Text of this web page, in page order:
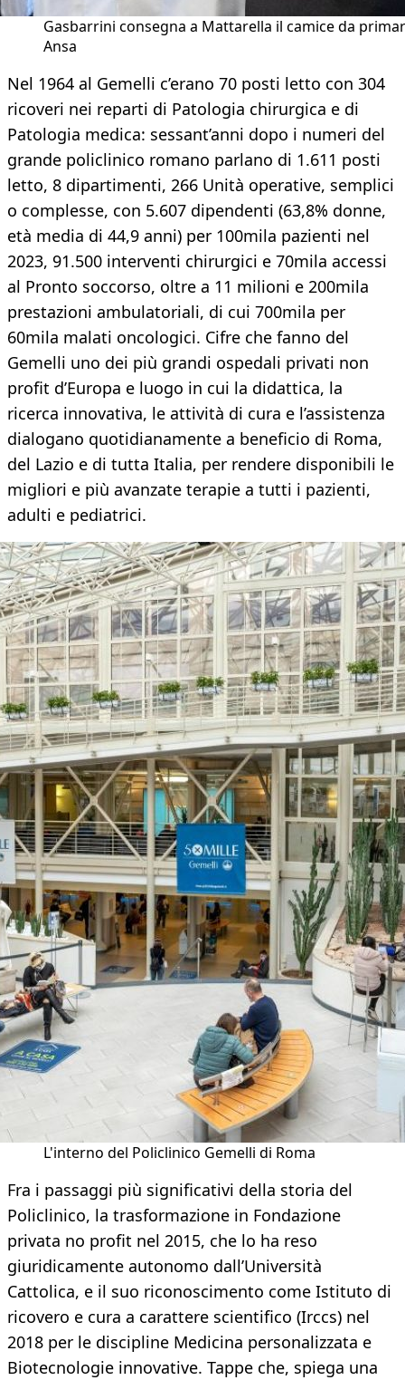
Gasbarrini consegna a Mattarella il camice da
Ansa
Nel 1964 al Gemelli c’erano 70 posti letto con 304
ricoveri nei reparti di Patologia chirurgica e di
Patologia medica: sessant’anni dopo i numeri del
grande policlinico romano parlano di 1.611 posti
letto, 8 dipartimenti, 266 Unità operative, semplici
o complesse, con 5.607 dipendenti (63,8% donne,
età media di 44,9 anni) per 100mila pazienti nel
2023, 91.500 interventi chirurgici e 70mila accessi
al Pronto soccorso, oltre a 11 milioni e 200mila
prestazioni ambulatoriali, di cui 700mila per
60mila malati oncologici. Cifre che fanno del
Gemelli uno dei più grandi ospedali privati non
profit d’Europa e luogo in cui la didattica, la
ricerca innovativa, le attività di cura e l’assistenza
dialogano quotidianamente a beneficio di Roma,
del Lazio e di tutta Italia, per rendere disponibili le
migliori e più avanzate terapie a tutti i pazienti,
adulti e pediatrici.
L'interno del Policlinico Gemelli di Roma
Fra i passaggi più significativi della storia del
Policlinico, la trasformazione in Fondazione
privata no profit nel 2015, che lo ha reso
giuridicamente autonomo dall’Università
Cattolica, e il suo riconoscimento come Istituto di
ricovero e cura a carattere scientifico (Irccs) nel
2018 per le discipline Medicina personalizzata e
Biotecnologie innovative. Tappe che, spiega una